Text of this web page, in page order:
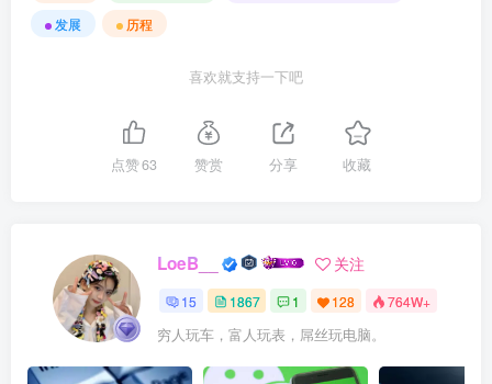
发展
历程
喜欢就支持一下吧
点赞63 赞赏 分享 收藏
LoeB__ 关注
15 1867 1 128 764W+
穷人玩车，富人玩表，屌丝玩电脑。